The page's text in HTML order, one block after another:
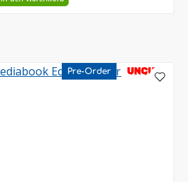
Pre-Order UNCUT